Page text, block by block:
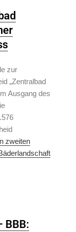
zur
„Zentralbad
Ausgang des
zweiten
BBB: